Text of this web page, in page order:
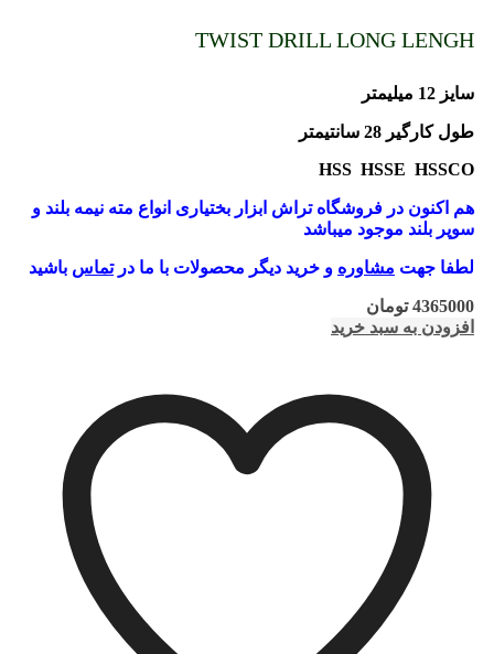
TWIST DRILL LONG LENGH
سایز 12 میلیمتر
طول کارگیر 28 سانتیمتر
HSS HSSE HSSCO
هم اکنون در فروشگاه تراش ابزار بختیاری انواع مته نیمه بلند و
سوپر بلند موجود میباشد
لطفا جهت مشاوره و خرید دیگر محصولات با ما درتماس باشید
4365000 تومان
افزودن به سبد خرید